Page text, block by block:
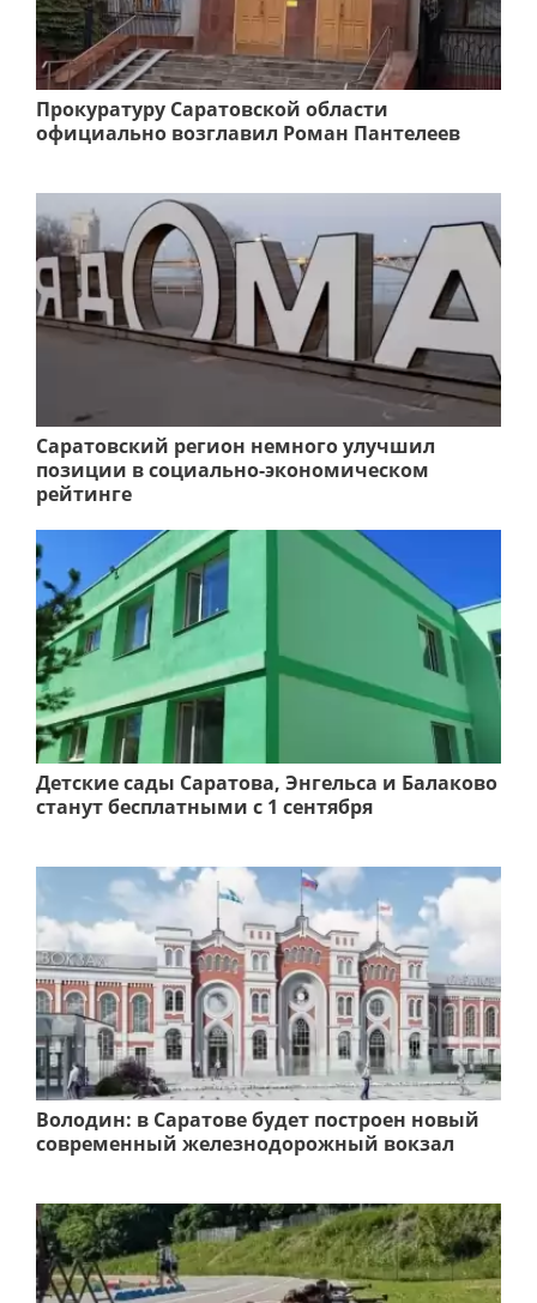
Прокуратуру Саратовской области
официально возглавил Роман Пантелеев
Саратовский регион немного улучшил
позиции в социально-экономическом
рейтинге
Детские сады Саратова, Энгельса и Балаково
станут бесплатными с 1 сентября
Володин: в Саратове будет построен новый
современный железнодорожный вокзал